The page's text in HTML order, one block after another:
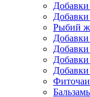
Рыбий
Добавки
Фиточаи